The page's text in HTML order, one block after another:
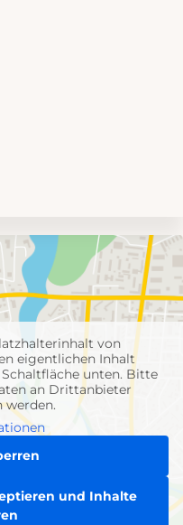
von
eigentlichen Inhalt
unten. Bitte
an Drittanbieter
werden.
und Inhalte